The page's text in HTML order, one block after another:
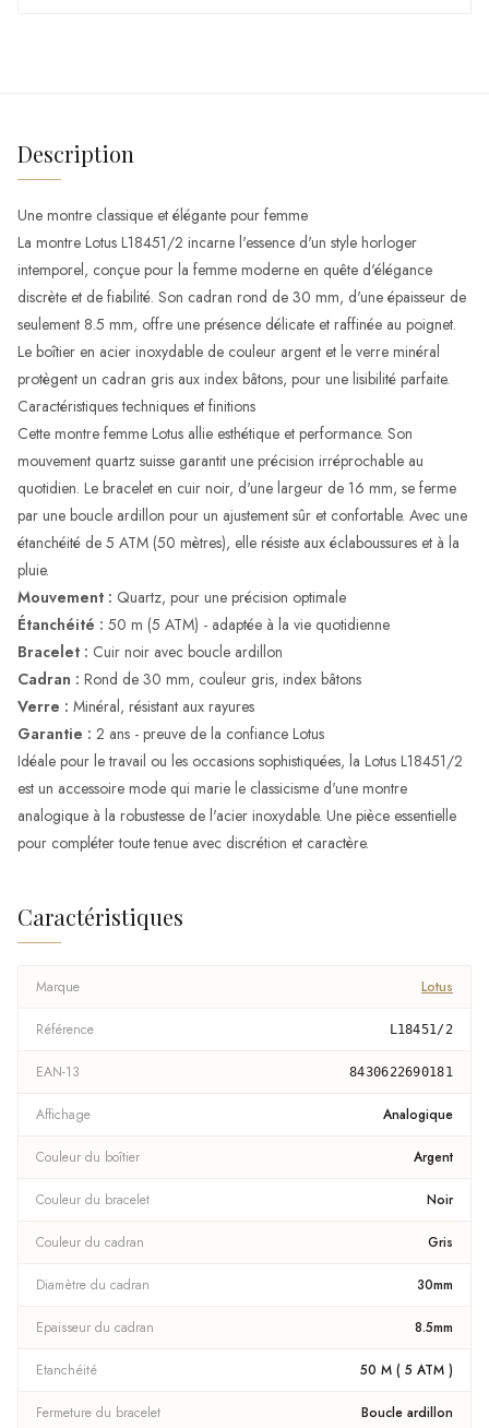
Description
Une montre classique et élégante pour femme
La montre Lotus L18451/2 incarne l'essence d'un style horloger
intemporel, conçue pour la femme moderne en quête d'élégance
discrète et de fiabilité. Son cadran rond de 30 mm, d'une épaisseur de
seulement 8.5 mm, offre une présence délicate et raffinée au poignet.
Le boîtier en acier inoxydable de couleur argent et le verre minéral
protègent un cadran gris aux index bâtons, pour une lisibilité parfaite.
Caractéristiques techniques et finitions
Cette montre femme Lotus allie esthétique et performance. Son
mouvement quartz suisse garantit une précision irréprochable au
quotidien. Le bracelet en cuir noir, d'une largeur de 16 mm, se ferme
par une boucle ardillon pour un ajustement sûr et confortable. Avec une
étanchéité de 5 ATM (50 mètres), elle résiste aux éclaboussures et à la
pluie.
Mouvement : Quartz, pour une précision optimale
Étanchéité : 50 m (5 ATM) - adaptée à la vie quotidienne
Bracelet : Cuir noir avec boucle ardillon
Cadran : Rond de 30 mm, couleur gris, index bâtons
Verre : Minéral, résistant aux rayures
Garantie : 2 ans - preuve de la confiance Lotus
Idéale pour le travail ou les occasions sophistiquées, la Lotus L18451/2
est un accessoire mode qui marie le classicisme d'une montre
analogique à la robustesse de l'acier inoxydable. Une pièce essentielle
pour compléter toute tenue avec discrétion et caractère.
Caractéristiques
Marque Lotus
Référence L18451/2
EAN-13 8430622690181
Affichage Analogique
Couleur du boîtier Argent
Couleur du bracelet Noir
Couleur du cadran Gris
Diamètre du cadran 30mm
Epaisseur du cadran 8.5mm
Etanchéité 50 M ( 5 ATM )
Fermeture du bracelet Boucle ardillon